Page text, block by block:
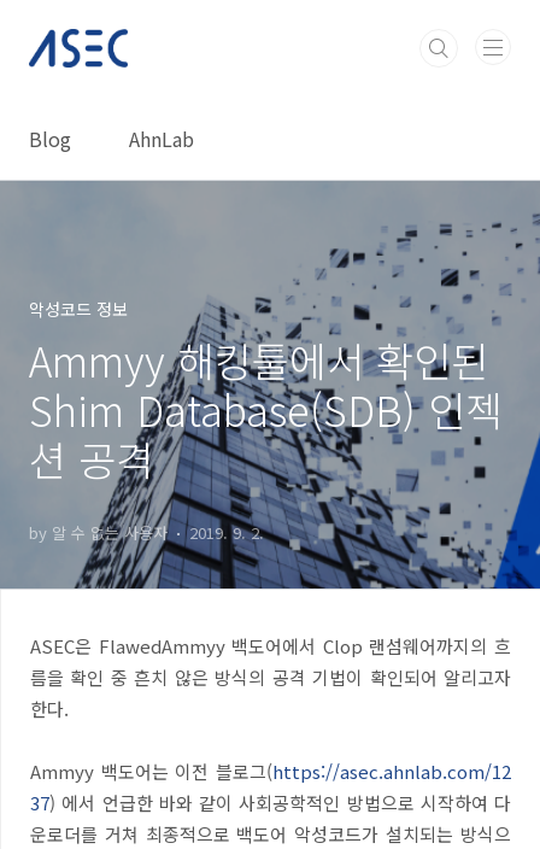
Blog AhnLab
악성코드 정보
Ammyy 해킹툴에서 확인된
Shim Database(SDB) 인젝
션 공격
by 알 수 없는 사용자 2019. 9. 2.
ASEC은 FlawedAmmyy 백도어에서 Clop 랜섬웨어까지의 흐
름을 확인 중 흔치 않은 방식의 공격 기법이 확인되어 알리고자
한다.
Ammyy 백도어는 이전 블로그(https://asec.ahnlab.com/12
37) 에서 언급한 바와 같이 사회공학적인 방법으로 시작하여 다
운로더를 거쳐 최종적으로 백도어 악성코드가 설치되는 방식으